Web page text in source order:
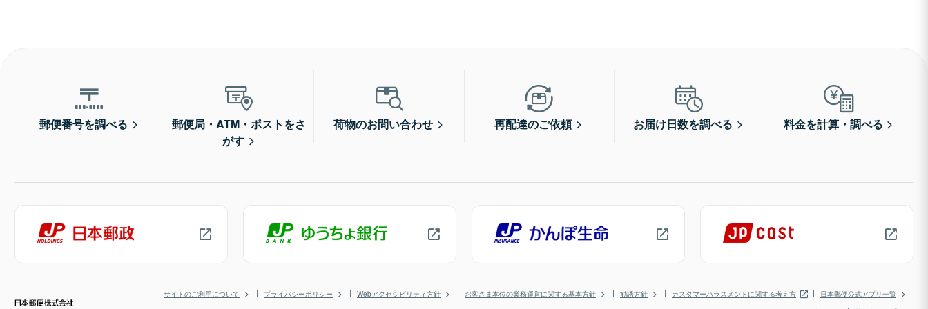
郵便番号を調べる
郵便局・ATM・ポストをさ
がす
荷物のお問い合わせ 再配達のご依頼 お届け日数を調べる 料金を計算・調べる
サイトのご利用について プライバシーポリシー Webアクセシビリティ方針 お客さま本位の業務運営に関する基本方針 勧誘方針 カスタマーハラスメントに関する考え方
日本郵便公式アプリ一覧